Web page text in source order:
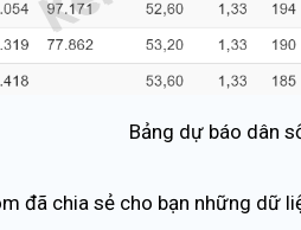
Bảng dự báo dân
đã chia sẻ cho bạn những dữ